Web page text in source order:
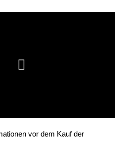
vor dem Kauf der